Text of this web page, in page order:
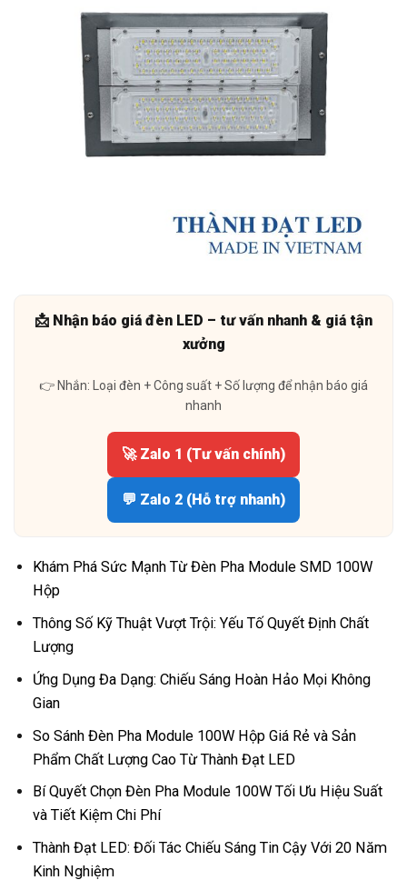
📩 Nhận báo giá đèn LED – tư vấn nhanh & giá tận
xưởng
👉 Nhắn: Loại đèn + Công suất + Số lượng để nhận báo giá
nhanh
🚀 Zalo 1 (Tư vấn chính)
💬 Zalo 2 (Hỗ trợ nhanh)
Khám Phá Sức Mạnh Từ Đèn Pha Module SMD 100W
Hộp
Thông Số Kỹ Thuật Vượt Trội: Yếu Tố Quyết Định Chất
Lượng
Ứng Dụng Đa Dạng: Chiếu Sáng Hoàn Hảo Mọi Không
Gian
So Sánh Đèn Pha Module 100W Hộp Giá Rẻ và Sản
Phẩm Chất Lượng Cao Từ Thành Đạt LED
Bí Quyết Chọn Đèn Pha Module 100W Tối Ưu Hiệu Suất
và Tiết Kiệm Chi Phí
Thành Đạt LED: Đối Tác Chiếu Sáng Tin Cậy Với 20 Năm
Kinh Nghiệm